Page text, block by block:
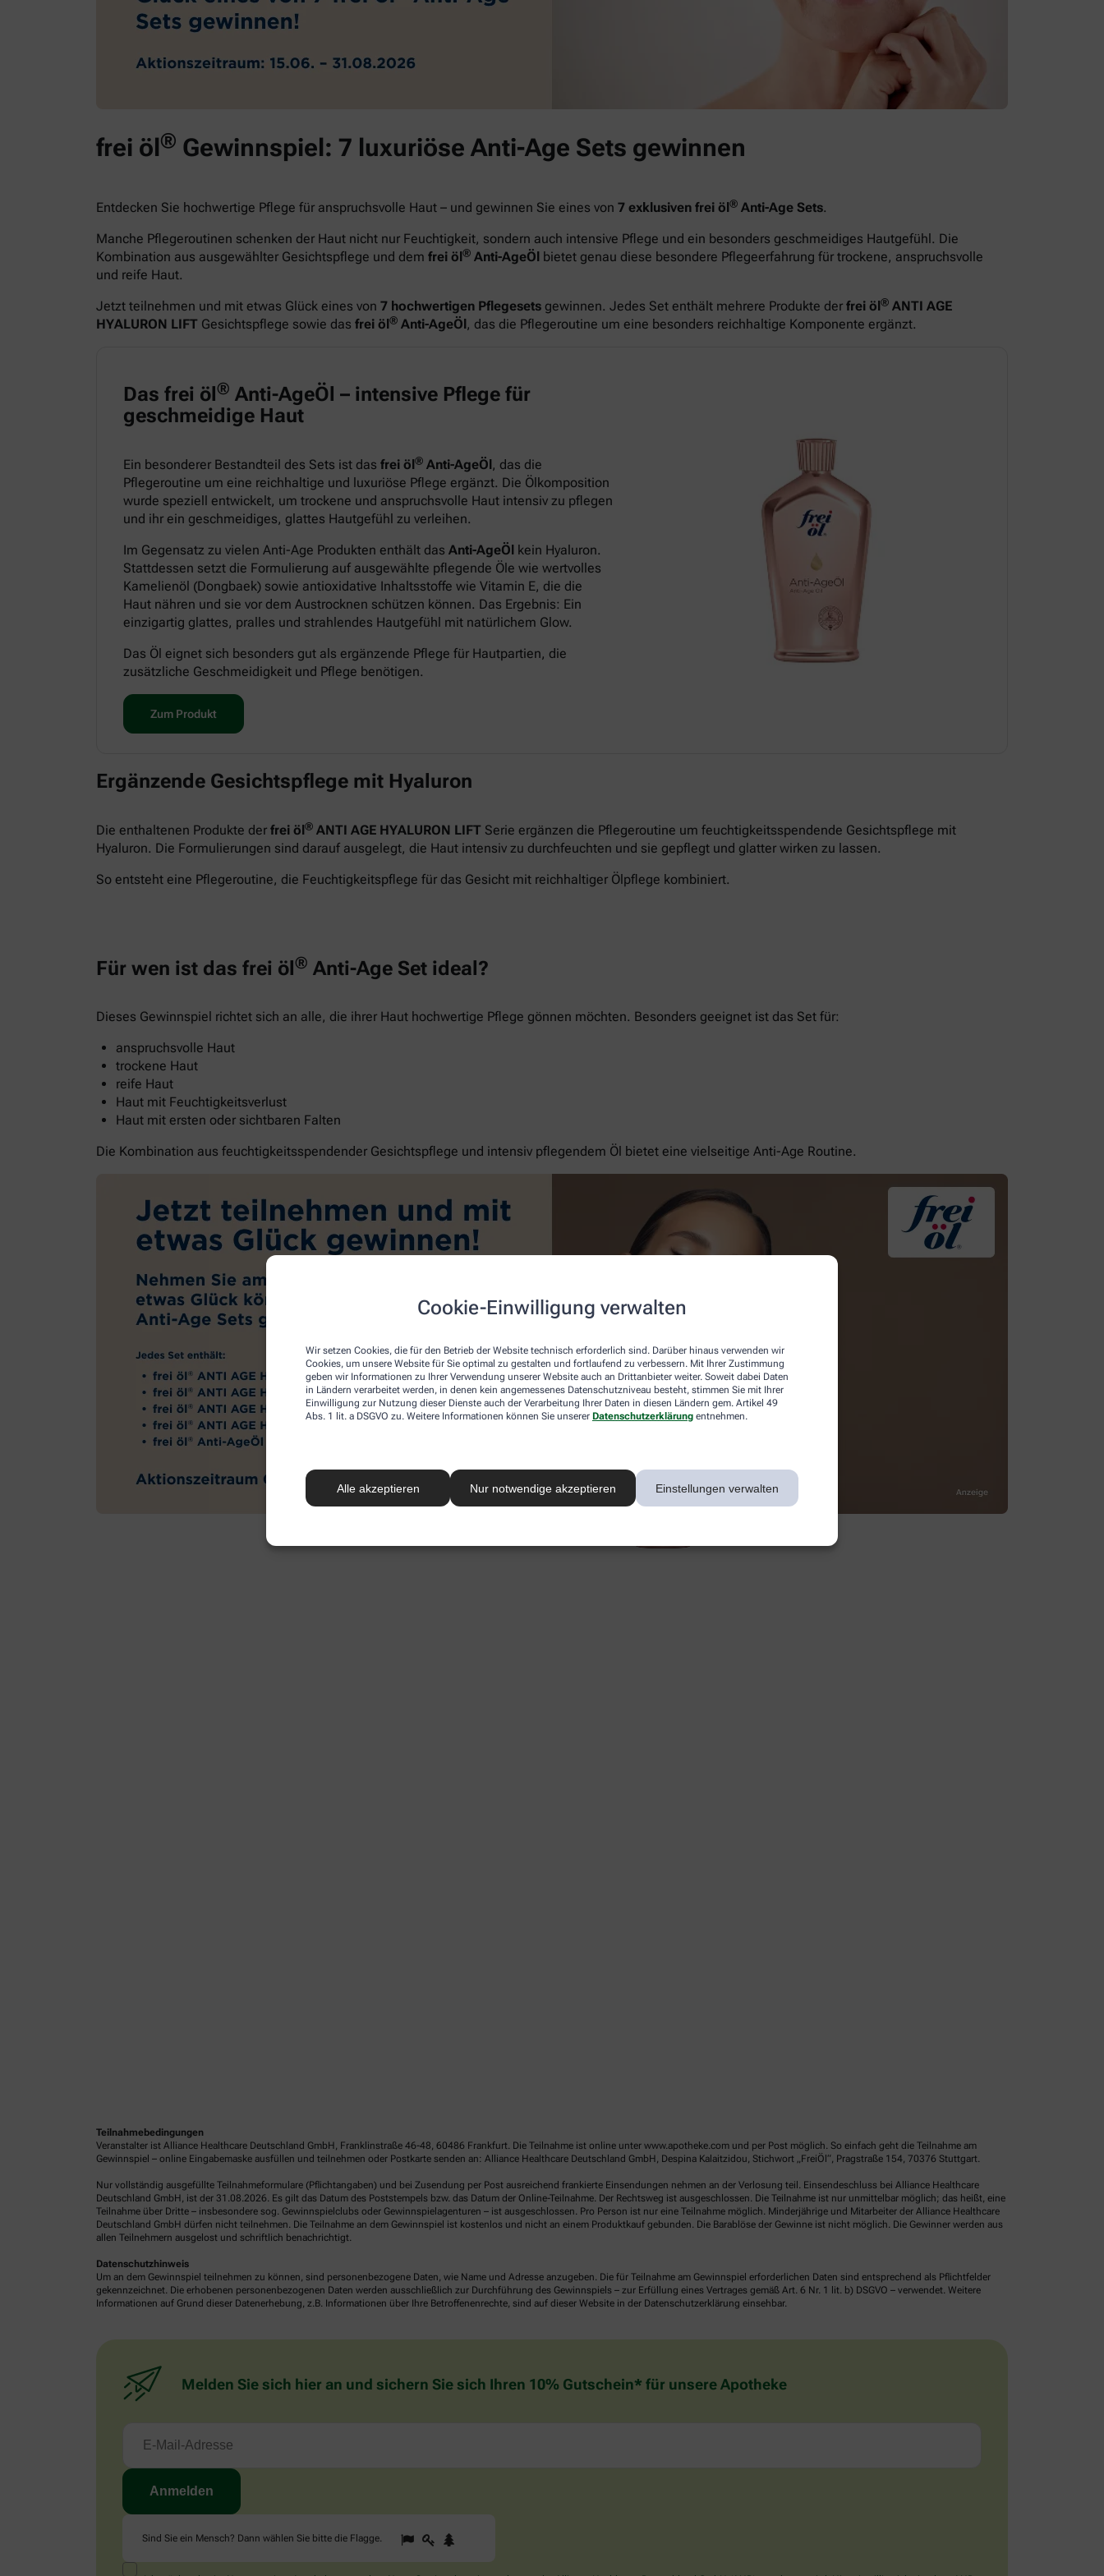
Cookie-Einwilligung verwalten
Wir setzen Cookies, die für den Betrieb der Website technisch erforderlich sind. Darüber hinaus verwenden wir
Cookies, um unsere Website für Sie optimal zu gestalten und fortlaufend zu verbessern. Mit Ihrer Zustimmung
geben wir Informationen zu Ihrer Verwendung unserer Website auch an Drittanbieter weiter. Soweit dabei Daten
in Ländern verarbeitet werden, in denen kein angemessenes Datenschutzniveau besteht, stimmen Sie mit Ihrer
Einwilligung zur Nutzung dieser Dienste auch der Verarbeitung Ihrer Daten in diesen Ländern gem. Artikel 49
Abs. 1 lit. a DSGVO zu. Weitere Informationen können Sie unserer Datenschutzerklärung entnehmen.
Alle akzeptieren Nur notwendige akzeptieren Einstellungen verwalten
frei öl® Gewinnspiel: 7 luxuriöse Anti-Age Sets gewinnen
Entdecken Sie hochwertige Pflege für anspruchsvolle Haut – und gewinnen Sie eines von 7 exklusiven frei öl® Anti-Age Sets.
Manche Pflegeroutinen schenken der Haut nicht nur Feuchtigkeit, sondern auch intensive Pflege und ein besonders geschmeidiges Hautgefühl. Die
Kombination aus ausgewählter Gesichtspflege und dem frei öl® Anti-AgeÖl bietet genau diese besondere Pflegeerfahrung für trockene, anspruchsvolle
und reife Haut.
Jetzt teilnehmen und mit etwas Glück eines von 7 hochwertigen Pflegesets gewinnen. Jedes Set enthält mehrere Produkte der frei öl® ANTI AGE
HYALURON LIFT Gesichtspflege sowie das frei öl® Anti-AgeÖl, das die Pflegeroutine um eine besonders reichhaltige Komponente ergänzt.
Das frei öl ® Anti-AgeÖl – intensive Pflege für
geschmeidige Haut
Ein besonderer Bestandteil des Sets ist das frei öl® Anti-AgeÖl, das die
Pflegeroutine um eine reichhaltige und luxuriöse Pflege ergänzt. Die Ölkomposition
wurde speziell entwickelt, um trockene und anspruchsvolle Haut intensiv zu pflegen
und ihr ein geschmeidiges, glattes Hautgefühl zu verleihen.
Im Gegensatz zu vielen Anti-Age Produkten enthält das Anti-AgeÖl kein Hyaluron.
Stattdessen setzt die Formulierung auf ausgewählte pflegende Öle wie wertvolles
Kamelienöl (Dongbaek) sowie antioxidative Inhaltsstoffe wie Vitamin E, die die
Haut nähren und sie vor dem Austrocknen schützen können. Das Ergebnis: Ein
einzigartig glattes, pralles und strahlendes Hautgefühl mit natürlichem Glow.
Das Öl eignet sich besonders gut als ergänzende Pflege für Hautpartien, die
zusätzliche Geschmeidigkeit und Pflege benötigen.
Zum Produkt
Ergänzende Gesichtspflege mit Hyaluron
Die enthaltenen Produkte der frei öl® ANTI AGE HYALURON LIFT Serie ergänzen die Pflegeroutine um feuchtigkeitsspendende Gesichtspflege mit
Hyaluron. Die Formulierungen sind darauf ausgelegt, die Haut intensiv zu durchfeuchten und sie gepflegt und glatter wirken zu lassen.
So entsteht eine Pflegeroutine, die Feuchtigkeitspflege für das Gesicht mit reichhaltiger Ölpflege kombiniert.
Für wen ist das frei öl® Anti-Age Set ideal?
Dieses Gewinnspiel richtet sich an alle, die ihrer Haut hochwertige Pflege gönnen möchten. Besonders geeignet ist das Set für:
anspruchsvolle Haut
trockene Haut
reife Haut
Haut mit Feuchtigkeitsverlust
Haut mit ersten oder sichtbaren Falten
Die Kombination aus feuchtigkeitsspendender Gesichtspflege und intensiv pflegendem Öl bietet eine vielseitige Anti-Age Routine.
Teilnahmebedingungen
Veranstalter ist Alliance Healthcare Deutschland GmbH, Franklinstraße 46-48, 60486 Frankfurt. Die Teilnahme ist online unter www.apotheke.com und per Post möglich. So einfach geht die Teilnahme am
Gewinnspiel – online Eingabemaske ausfüllen und teilnehmen oder Postkarte senden an: Alliance Healthcare Deutschland GmbH, Despina Kalaitzidou, Stichwort „FreiÖl“, Pragstraße 154, 70376 Stuttgart.
Nur vollständig ausgefüllte Teilnahmeformulare (Pflichtangaben) und bei Zusendung per Post ausreichend frankierte Einsendungen nehmen an der Verlosung teil. Einsendeschluss bei Alliance Healthcare
Deutschland GmbH, ist der 31.08.2026. Es gilt das Datum des Poststempels bzw. das Datum der Online-Teilnahme. Der Rechtsweg ist ausgeschlossen. Die Teilnahme ist nur unmittelbar möglich; das heißt, eine
Teilnahme über Dritte – insbesondere sog. Gewinnspielclubs oder Gewinnspielagenturen – ist ausgeschlossen. Pro Person ist nur eine Teilnahme möglich. Minderjährige und Mitarbeiter der Alliance Healthcare
Deutschland GmbH dürfen nicht teilnehmen. Die Teilnahme an dem Gewinnspiel ist kostenlos und nicht an einem Produktkauf gebunden. Die Barablöse der Gewinne ist nicht möglich. Die Gewinner werden aus
allen Teilnehmern ausgelost und schriftlich benachrichtigt.
Datenschutzhinweis
Um an dem Gewinnspiel teilnehmen zu können, sind personenbezogene Daten, wie Name und Adresse anzugeben. Die für Teilnahme am Gewinnspiel erforderlichen Daten sind entsprechend als Pflichtfelder
gekennzeichnet. Die erhobenen personenbezogenen Daten werden ausschließlich zur Durchführung des Gewinnspiels – zur Erfüllung eines Vertrages gemäß Art. 6 Nr. 1 lit. b) DSGVO – verwendet. Weitere
Informationen auf Grund dieser Datenerhebung, z.B. Informationen über Ihre Betroffenenrechte, sind auf dieser Website in der Datenschutzerklärung einsehbar.
Melden Sie sich hier an und sichern Sie sich Ihren 10% Gutschein* für unsere Apotheke
Sind Sie ein Mensch? Dann wählen Sie bitte die Flagge
Sind
Sie
1 2